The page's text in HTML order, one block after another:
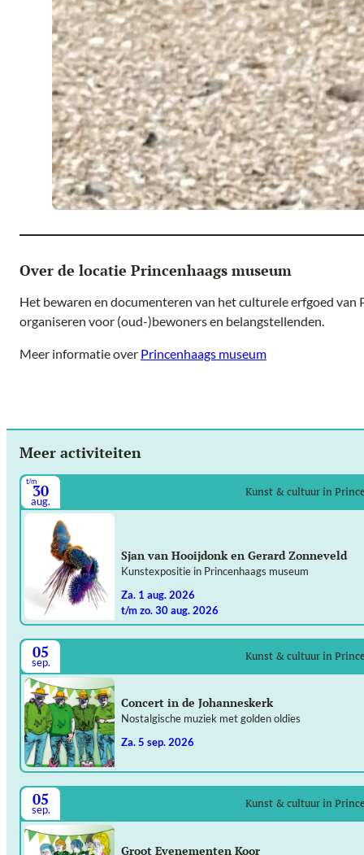
Over de locatie Princenhaags museum
Het bewaren en documenteren van het culturele erfgoed
organiseren voor (oud-)bewoners en belangstellenden.
Meer informatie over Princenhaags museum
Meer activiteiten
t/m
30
aug.
Kunst & cultuur in
Sjan van Hooijdonk en Gerard Zonneveld
Kunstexpositie in Princenhaags museum
za. 1 aug. 2026
t/m zo. 30 aug. 2026
05
sep. Kunst & cultuur in
Concert in de Johanneskerk
Nostalgische muziek met golden oldies
za. 5 sep. 2026
05
sep. Kunst & cultuur in
Groot Evenementen Koor